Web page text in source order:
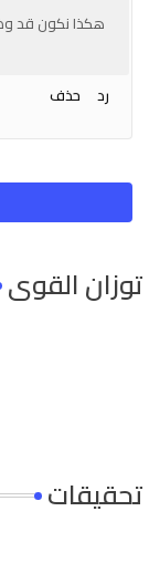
هكذا نكون قد
رد
حذف
توزان القوى
تحقيقات